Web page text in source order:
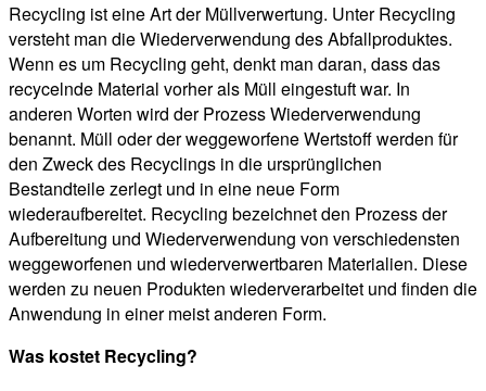
Recycling ist eine Art der Müllverwertung. Unter Recycling
versteht man die Wiederverwendung des Abfallproduktes.
Wenn es um Recycling geht, denkt man daran, dass das
recycelnde Material vorher als Müll eingestuft war. In
anderen Worten wird der Prozess Wiederverwendung
benannt. Müll oder der weggeworfene Wertstoff werden für
den Zweck des Recyclings in die ursprünglichen
Bestandteile zerlegt und in eine neue Form
wiederaufbereitet. Recycling bezeichnet den Prozess der
Aufbereitung und Wiederverwendung von verschiedensten
weggeworfenen und wiederverwertbaren Materialien. Diese
werden zu neuen Produkten wiederverarbeitet und finden die
Anwendung in einer meist anderen Form.
Was kostet Recycling?